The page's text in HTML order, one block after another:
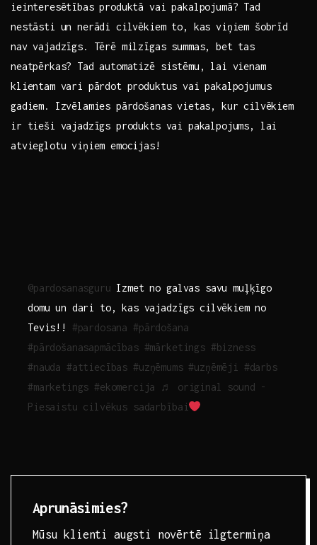
ieinteresētības produktā vai pakalpojumā? Tad
nestāsti un nerādi cilvēkiem to, kas viņiem šobrīd
nav vajadzīgs.
Tērē milzīgas summas, bet tas
neatpērkas? Tad automatizē sistēmu, lai vienam
klientam vari pārdot produktus vai pakalpojumus
gadiem. Izvēlamies pārdošanas vietas, kur cilvēkiem
ir tieši vajadzīgs produkts vai pakalpojums, lai
atvieglotu viņiem emocijas!
@pardosanasguru Izmet no galvas savu muļķīgo
domu un dari to, kas vajadzīgs cilvēkiem no
Tevis!! #pardosana #pārdošana
#pārdošanasapmācības #mārketings #bizness
#nauda #attiecības #uzņēmums #uzņēmēji
#darbs
#marketings #ekomercija
♬ original sound -
Piesaistu cilvēkus sadarbībai
Aprunāsimies?
Mūsu klienti augsti novērtē ilgtermiņa